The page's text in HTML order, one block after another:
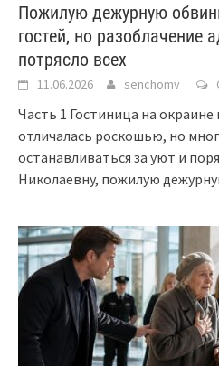
Пожилую дежурную
гостей, но разоблачение
потрясло всех
11.06.2026 senchomv
Часть 1 Гостиница на окраине
отличалась роскошью, но
останавливаться за уют и
Николаевну, пожилую